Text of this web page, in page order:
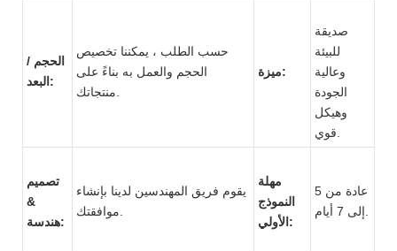
الحجم /
البعد:
حسب الطلب ، يمكننا تخصيص
الحجم والعمل به بناءً على
ميزة:
صديقة
للبيئة
وعالية
الجودة
وهيكل
تصميم
&
هندسة:
يقوم فريق المهندسين لدينا بإنشاء
مهلة
النموذج
الأولي:
عادة من 5